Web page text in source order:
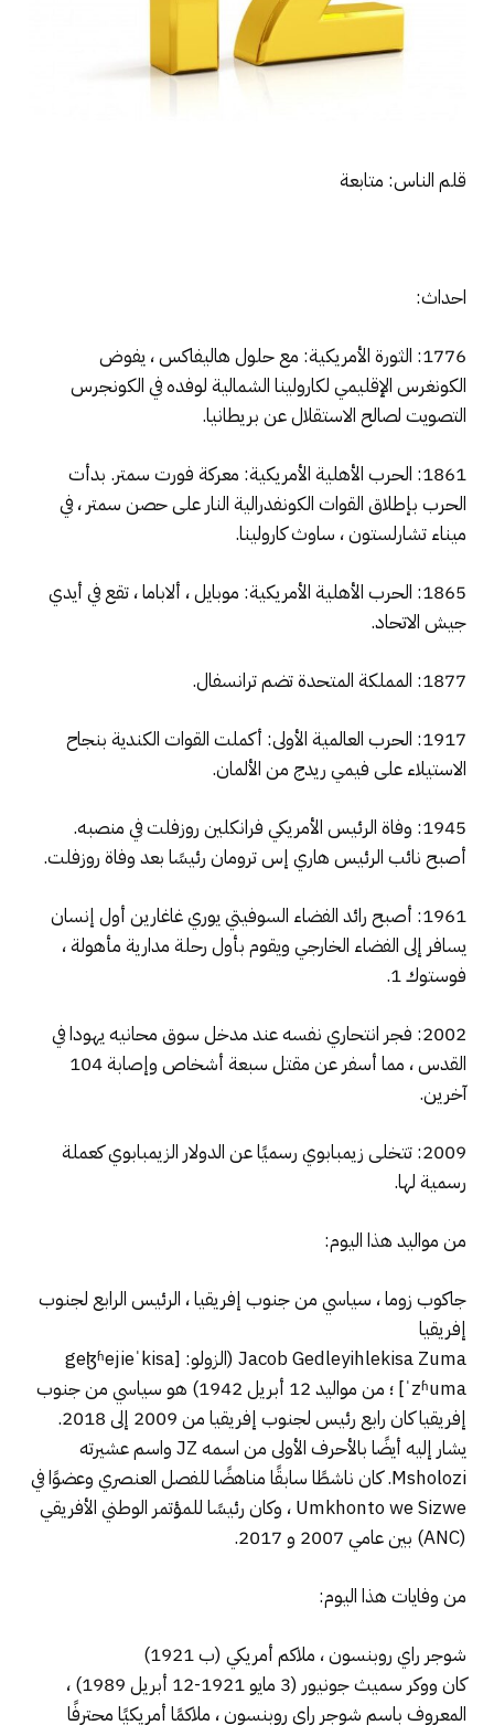
قلم الناس: متابعة
احداث:
1776: الثورة الأمريكية: مع حلول هاليفاكس ، يفوض
الكونغرس الإقليمي لكارولينا الشمالية لوفده في الكونجرس
التصويت لصالح الاستقلال عن بريطانيا.
1861: الحرب الأهلية الأمريكية: معركة فورت سمتر. بدأت
الحرب بإطلاق القوات الكونفدرالية النار على حصن سمتر ، في
ميناء تشارلستون ، ساوث كارولينا.
1865: الحرب الأهلية الأمريكية: موبايل ، ألاباما ، تقع في أيدي
جيش الاتحاد.
1877: المملكة المتحدة تضم ترانسفال.
1917: الحرب العالمية الأولى: أكملت القوات الكندية بنجاح
الاستيلاء على فيمي ريدج من الألمان.
1945: وفاة الرئيس الأمريكي فرانكلين روزفلت في منصبه.
أصبح نائب الرئيس هاري إس ترومان رئيسًا بعد وفاة روزفلت.
1961: أصبح رائد الفضاء السوفيتي يوري غاغارين أول إنسان
يسافر إلى الفضاء الخارجي ويقوم بأول رحلة مدارية مأهولة ،
فوستوك 1.
2002: فجر انتحاري نفسه عند مدخل سوق محانيه يهودا في
القدس ، مما أسفر عن مقتل سبعة أشخاص وإصابة 104
آخرين.
2009: تتخلى زيمبابوي رسميًا عن الدولار الزيمبابوي كعملة
رسمية لها.
من مواليد هذا اليوم:
جاكوب زوما ، سياسي من جنوب إفريقيا ، الرئيس الرابع لجنوب
إفريقيا
Jacob Gedleyihlekisa Zuma (الزولو: [geɮʱejieˈkisa
ˈzʱuma] ؛ من مواليد 12 أبريل 1942) هو سياسي من جنوب
إفريقيا كان رابع رئيس لجنوب إفريقيا من 2009 إلى 2018.
يشار إليه أيضًا بالأحرف الأولى من اسمه JZ واسم عشيرته
Msholozi. كان ناشطًا سابقًا مناهضًا للفصل العنصري وعضوًا في
Umkhonto we Sizwe ، وكان رئيسًا للمؤتمر الوطني الأفريقي
(ANC) بين عامي 2007 و 2017.
من وفايات هذا اليوم:
شوجر راي روبنسون ، ملاكم أمريكي (ب 1921)
كان ووكر سميث جونيور (3 مايو 1921-12 أبريل 1989) ،
المعروف باسم شوجر راي روبنسون ، ملاكمًا أمريكيًا محترفًا